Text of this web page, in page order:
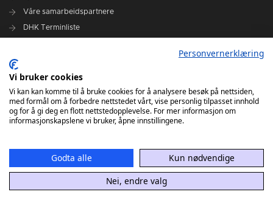
Våre samarbeidspartnere
DHK Terminliste
DHK på Instagram
DHK på TikTok
Personvernerklæring
Vi bruker cookies
Vi kan kan komme til å bruke cookies for å analysere besøk på nettsiden,
med formål om å forbedre nettstedet vårt, vise personlig tilpasset innhold
og for å gi deg en flott nettstedopplevelse. For mer informasjon om
informasjonskapslene vi bruker, åpne innstillingene.
Godta alle
Kun nødvendige
Nei, endre valg